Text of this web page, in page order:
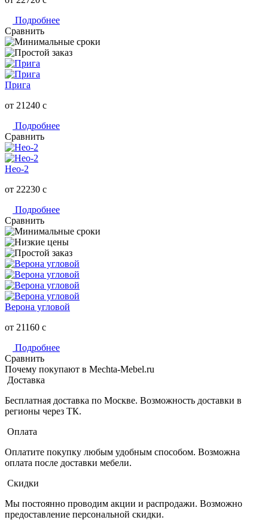
Подробнее
Сравнить
Прига
от 21240 c
Подробнее
Сравнить
Нео-2
от 22230 c
Подробнее
Сравнить
Верона угловой
от 21160 c
Подробнее
Сравнить
Почему покупают в Mechta-Mebel.ru
Доставка
Бесплатная доставка по Москве. Возможность доставки в
регионы через ТК.
Оплата
Оплатите покупку любым удобным способом. Возможна
оплата после доставки мебели.
Скидки
Мы постоянно проводим акции и распродажи. Возможно
предоставление персональной скидки.